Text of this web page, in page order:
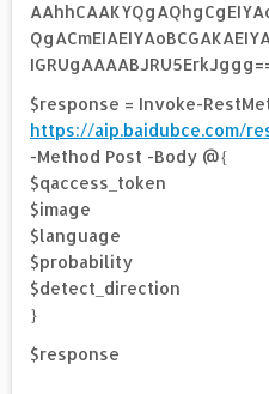
$response = Invoke-
https://aip.baidubce.com/
-Method Post -Body @{
$qaccess_token
$image
$language
$probability
$detect_direction
}
$response